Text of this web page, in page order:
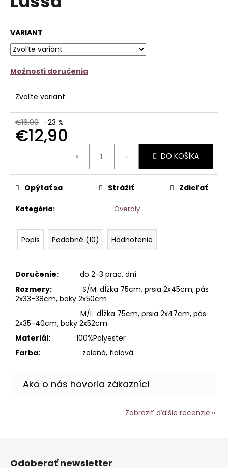
VARIANT
Možnosti doručenia
Zvoľte variant
€16,90 –23 %
€12,90
DO KOŠÍKA
Kategória: Overaly
Opýtať sa Strážiť Zdieľať
Popis Podobné (10) Hodnotenie
Doručenie: do 2-3 prac. dní
Rozmery:
S/M: dĺžka 75cm, prsia 2x45cm, pás
2x33-38cm, boky 2x50cm
M/L: dĺžka 75cm, prsia 2x47cm, pás
2x35-40cm, boky 2x52cm
Materiál: 100%Polyester
Farba:
zelená, fialová
Zobraziť ďalšie recenzie
e
ÚPLETOVÉ
MINA
Pôvodne:
Z
Odoberať newsletter